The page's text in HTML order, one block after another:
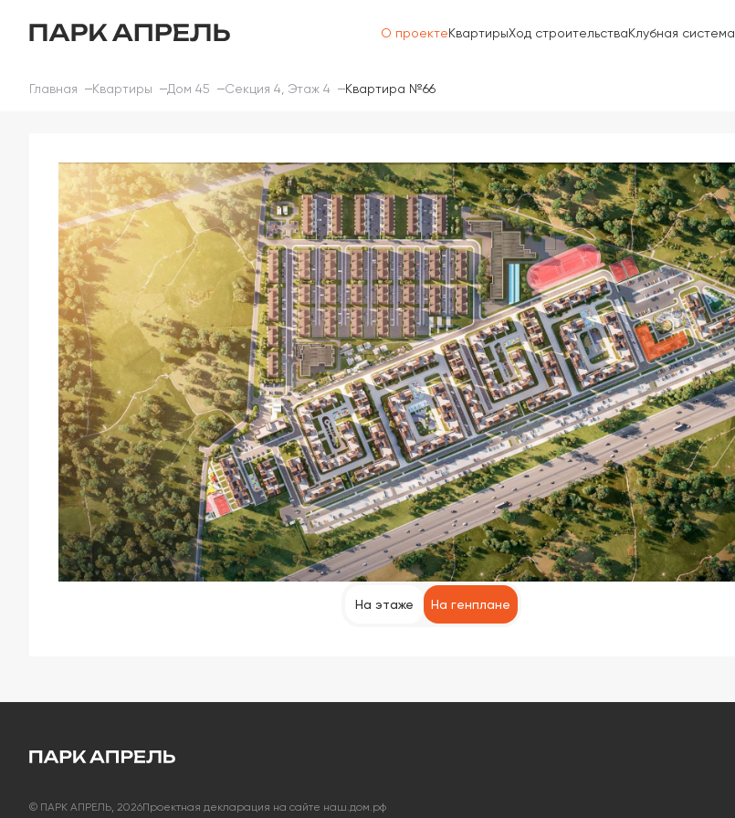
О проектеКвартирыХод строительстваКлубная система
Главная Квартиры Дом 45 Секция 4, Этаж 4 Квартира №66
На этаже На генплане
© ПАРК АПРЕЛЬ, 2026Проектная декларация на сайте наш.дом.рф